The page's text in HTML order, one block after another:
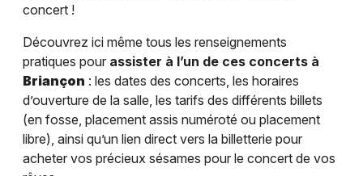
concert !
Découvrez ici même tous les renseignements
pratiques pour assister à l’un de ces concerts à
Briançon : les dates des concerts, les horaires
d’ouverture de la salle, les tarifs des différents billets
(en fosse, placement assis numéroté ou placement
libre), ainsi qu’un lien direct vers la billetterie pour
acheter vos précieux sésames pour le concert de vos